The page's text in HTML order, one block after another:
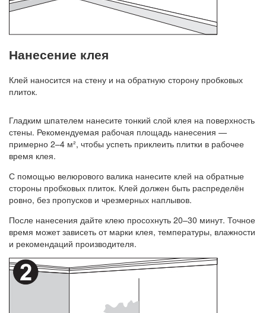
Нанесение клея
Клей наносится на стену и на обратную сторону пробковых
плиток.
Гладким шпателем нанесите тонкий слой клея на поверхность
стены. Рекомендуемая рабочая площадь нанесения —
примерно 2–4 м², чтобы успеть приклеить плитки в рабочее
время клея.
С помощью велюрового валика нанесите клей на обратные
стороны пробковых плиток. Клей должен быть распределён
ровно, без пропусков и чрезмерных наплывов.
После нанесения дайте клею просохнуть 20–30 минут. Точное
время может зависеть от марки клея, температуры, влажности
и рекомендаций производителя.